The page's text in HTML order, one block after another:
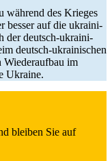
während des Krieges
besser auf die ukrai­ni­
der deutsch-ukrai­­ni­­
deutsch-ukrai­­ni­­schen
Wie­der­auf­bau im
Ukraine.
bleiben Sie auf